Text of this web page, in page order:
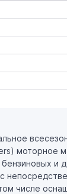
моторное
и
числе